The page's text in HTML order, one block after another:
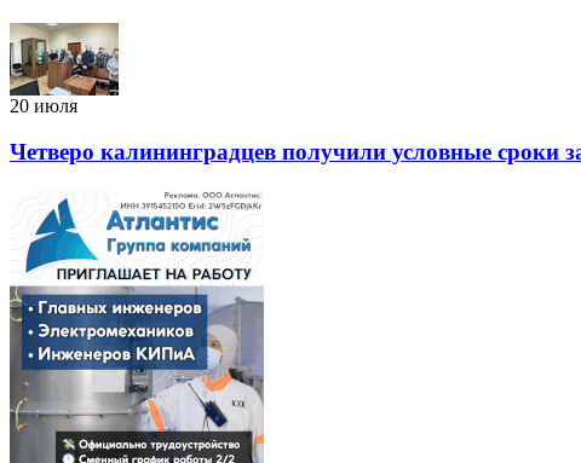
20 июля
Четверо калининградцев получили условные сроки